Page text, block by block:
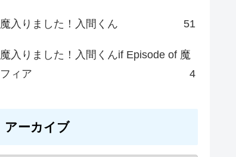
魔入りました！入間くん 51
魔入りました！入間くんif Episode of 魔
フィア
4
アーカイブ